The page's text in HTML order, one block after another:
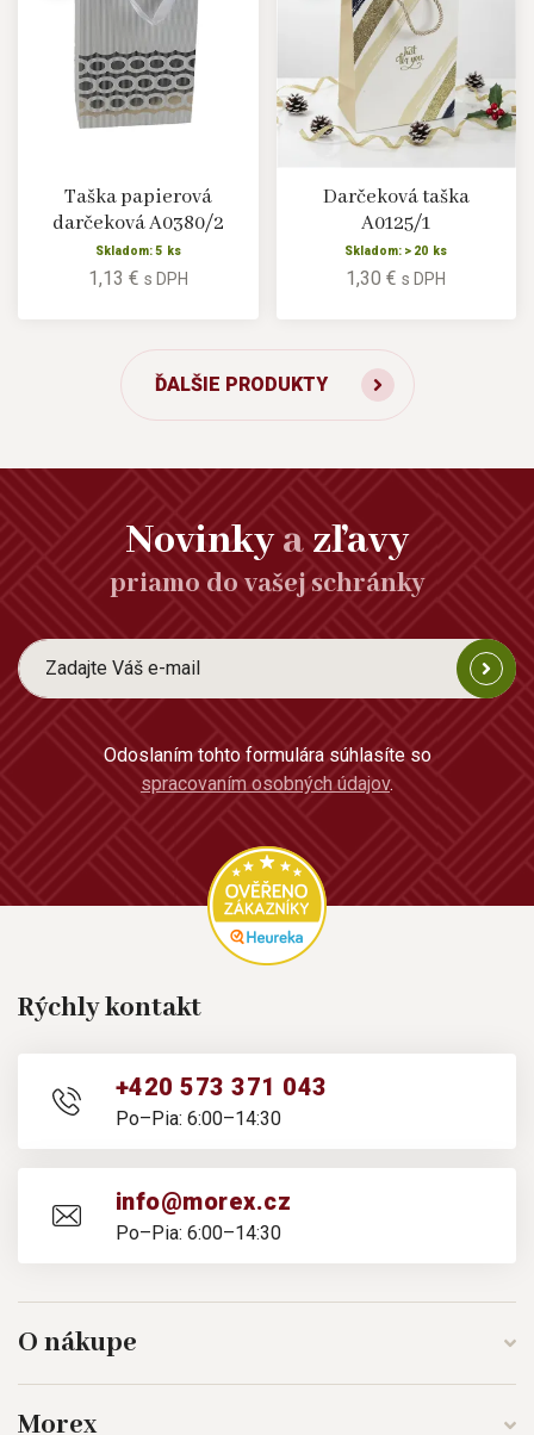
Taška papierová
darčeková A0380/2
Skladom: 5 ks
1,13 € s DPH
Darčeková taška
A0125/1
Skladom: > 20 ks
1,30 €s DPH
ĎALŠIE PRODUKTY
Novinkyazľavy
priamo do vašej schránky
Odoslaním tohto formulára súhlasíte so
spracovaním osobných údajov.
Rýchly kontakt
+420 573 371 043
Po–Pia: 6:00–14:30
info@morex.cz
Po–Pia: 6:00–14:30
O nákupe
Morex